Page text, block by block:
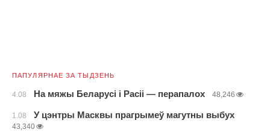
ПАПУЛЯРНАЕ ЗА ТЫДЗЕНЬ
4.08 На мяжы Беларусі і Расіі — перапалох 48,246
1.08 У цэнтры Масквы прагрымеў магутны выбух
43,340